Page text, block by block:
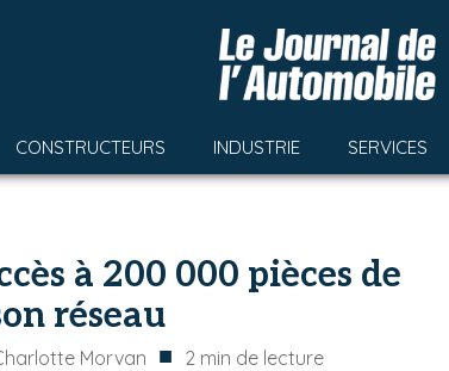
CONSTRUCTEURS INDUSTRIE SERVICES
à 200 000 pièces de
réseau
Morvan ■ 2 min de lecture